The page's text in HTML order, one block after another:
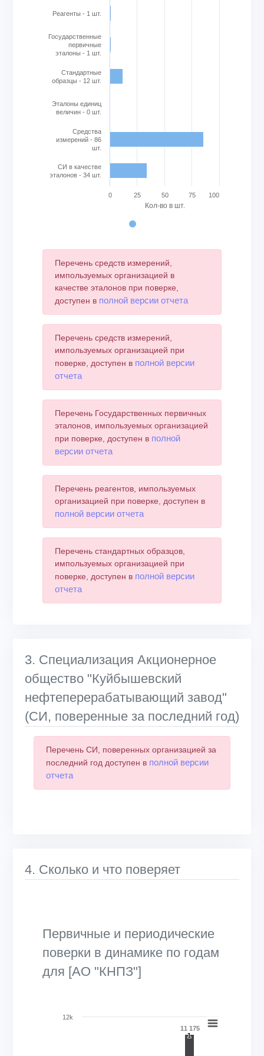
The chart has 1 Y axis displaying Кол-во в шт.. Range: 0
Кол-во в шт.
Реагенты - 1 шт.
Государственные
первичные
эталоны - 1 шт.
Стандартные
образцы - 12 шт.
Эталоны единиц
величин - 0 шт.
Cредства
измерений - 86
шт.
СИ в качестве
эталонов - 34 шт.
0 100
25 50 75
Перечень средств измерений,
импользуемых организацией в
качестве эталонов при поверке,
доступен в полной версии отчета
Перечень средств измерений,
импользуемых организацией при
поверке, доступен в полной версии
отчета
Перечень Государственных первичных
эталонов, импользуемых организацией
при поверке, доступен в полной
версии отчета
Перечень реагентов, импользуемых
организацией при поверке, доступен в
полной версии отчета
Перечень стандартных образцов,
импользуемых организацией при
поверке, доступен в полной версии
отчета
3. Специализация Акционерное
общество "Куйбышевский
нефтеперерабатывающий завод"
(СИ, поверенные за последний год)
Перечень СИ, поверенных организацией за
последний год доступен в полной версии
отчета
4. Сколько и что поверяет
Первичные и периодические
поверки в динамике по годам
для [АО "КНПЗ"]
11 175
1
1
12k